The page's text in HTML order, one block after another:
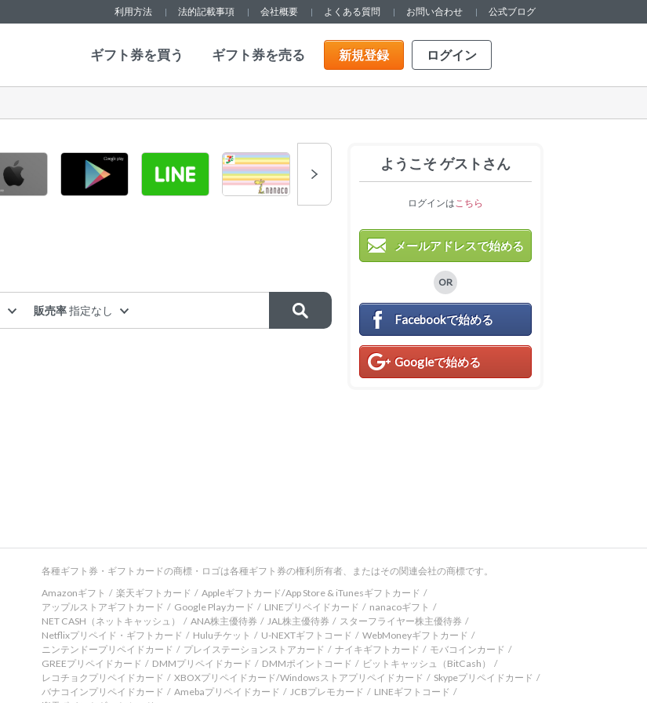
利用方法 法的記載事項 会社概要 よくある質問 お問い合わせ 公式ブログ
ギフト券を買う ギフト券を売る 新規登録 ログイン
ようこそ ゲストさん
ログインはこちら
メールアドレスで始める
OR
Facebookで始める
Googleで始める
販売率指定なし
各種ギフト券・ギフトカードの商標・ロゴは各種ギフト券の権利所有者、またはその関連会社の商標です。
Amazonギフト
楽天ギフトカード
Appleギフトカード/App Store & iTunesギフトカード
アップルストアギフトカード
Google Playカード LINEプリペイドカード
nanacoギフト
NET CASH（ネットキャッシュ）
ANA株主優待券 JAL株主優待券
スターフライヤー株主優待券
Netflixプリペイド・ギフトカード
Huluチケット U-NEXTギフトコード
WebMoneyギフトカード
ニンテンドープリペイドカード
プレイステーションストアカード ナイキギフトカード
モバコインカード
GREEプリペイドカード
DMMプリペイドカード DMMポイントコード
ビットキャッシュ（BitCash）
レコチョクプリペイドカード
XBOXプリペイドカード/Windowsストアプリペイドカード
Skypeプリペイドカード
バナコインプリペイドカード
Amebaプリペイドカード JCBプレモカード
LINEギフトコード